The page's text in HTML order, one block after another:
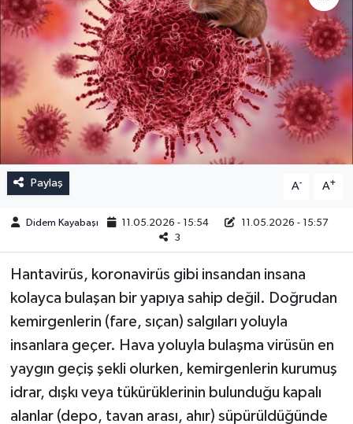
Paylaş A- A+
Didem Kayabaşı 11.05.2026 - 15:54
11.05.2026 - 15:57
3
Hantavirüs, koronavirüs gibi insandan insana
kolayca bulaşan bir yapıya sahip değil. Doğrudan
kemirgenlerin (fare, sıçan) salgıları yoluyla
insanlara geçer. Hava yoluyla bulaşma virüsün en
yaygın geçiş şekli olurken, kemirgenlerin kurumuş
idrar, dışkı veya tükürüklerinin bulunduğu kapalı
alanlar (depo, tavan arası, ahır) süpürüldüğünde